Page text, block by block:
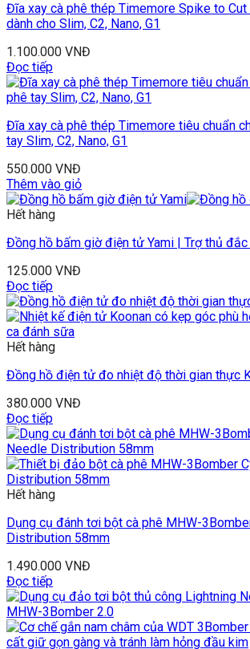
Đĩa xay cà phê thép Timemore Spike to Cut
dành cho Slim, C2, Nano, G1
1.100.000 VNĐ
Đọc tiếp
Đĩa xay cà phê thép Timemore tiêu chuẩn
tay Slim, C2, Nano, G1
550.000 VNĐ
Thêm vào giỏ
Hết hàng
Đồng hồ bấm giờ điện tử Yami | Trợ thủ
125.000 VNĐ
Đọc tiếp
Hết hàng
Đồng hồ điện tử đo nhiệt độ thời gian thực
380.000 VNĐ
Đọc tiếp
Hết hàng
Dụng cụ đánh tơi bột cà phê MHW-
Distribution 58mm
1.490.000 VNĐ
Đọc tiếp